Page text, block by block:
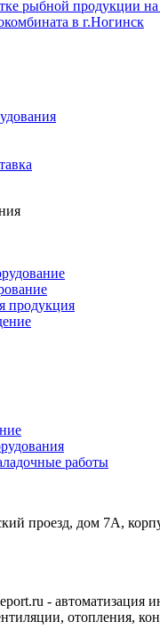
продукция
работы
проезд, дом 7А,
- автоматизация
отопления,